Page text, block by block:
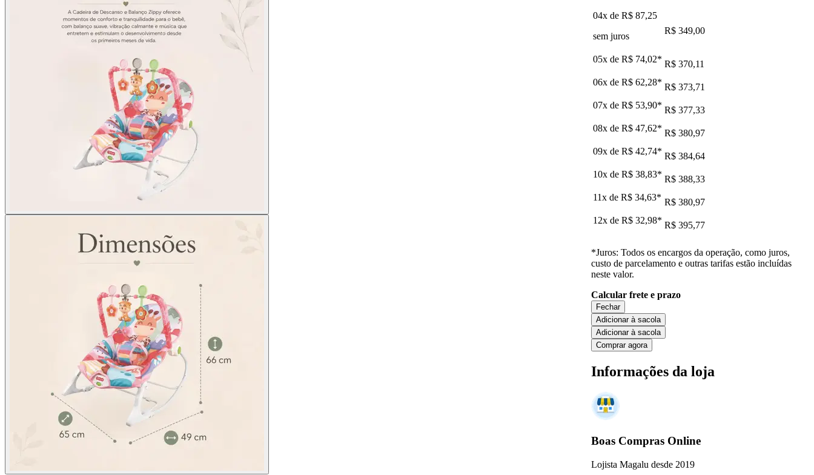
04x de R$ 87,25
sem juros
R$ 349,00
05x de R$ 74,02* R$ 370,11
06x de R$ 62,28* R$ 373,71
07x de R$ 53,90* R$ 377,33
08x de R$ 47,62* R$ 380,97
09x de R$ 42,74* R$ 384,64
10x de R$ 38,83* R$ 388,33
11x de R$ 34,63* R$ 380,97
12x de R$ 32,98* R$ 395,77
*Juros: Todos os encargos da operação, como juros,
custo de parcelamento e outras tarifas estão incluídas
neste valor.
Calcular frete e prazo
Fechar
Adicionar à sacola
Adicionar à sacola
Comprar agora
Informações da loja
Boas Compras Online
Lojista Magalu desde 2019